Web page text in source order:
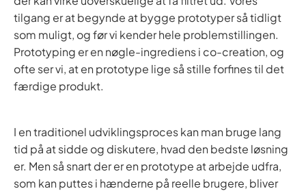
tilgang er at begynde at bygge prototyper så tidligt
som muligt, og før vi kender hele problemstillingen.
Prototyping er en nøgle-ingrediens i co-creation, og
ofte ser vi, at en prototype lige så stille forfines til det
færdige produkt.
I en traditionel udviklingsproces kan man bruge lang
tid på at sidde og diskutere, hvad den bedste løsning
er. Men så snart der er en prototype at arbejde udfra,
som kan puttes i hænderne på reelle brugere, bliver